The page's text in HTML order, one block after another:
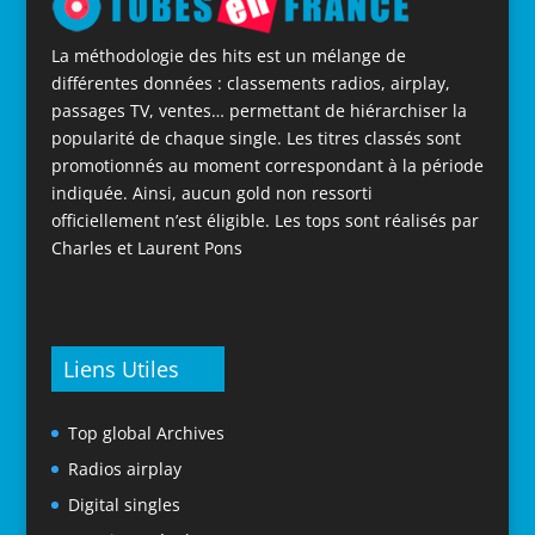
La méthodologie des hits est un mélange de
différentes données : classements radios, airplay,
passages TV, ventes… permettant de hiérarchiser la
popularité de chaque single. Les titres classés sont
promotionnés au moment correspondant à la période
indiquée. Ainsi, aucun gold non ressorti
officiellement n’est éligible. Les tops sont réalisés par
Charles et Laurent Pons
Liens Utiles
Top global Archives
Radios airplay
Digital singles